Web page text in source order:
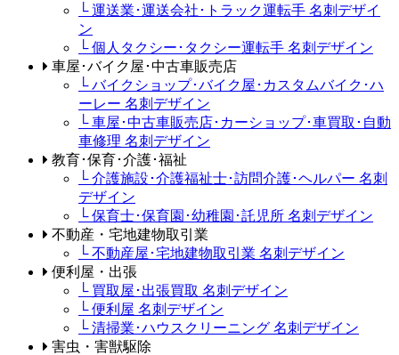
└ 運送業･運送会社･トラック運転手 名刺デザイ
ン
└ 個人タクシー･タクシー運転手 名刺デザイン
車屋･バイク屋･中古車販売店
└ バイクショップ･バイク屋･カスタムバイク･ハ
ーレー 名刺デザイン
└ 車屋･中古車販売店･カーショップ･車買取･自動
車修理 名刺デザイン
教育･保育･介護･福祉
└ 介護施設･介護福祉士･訪問介護･ヘルパー 名刺
デザイン
└ 保育士･保育園･幼稚園･託児所 名刺デザイン
不動産・宅地建物取引業
└ 不動産屋･宅地建物取引業 名刺デザイン
便利屋・出張
└ 買取屋･出張買取 名刺デザイン
└ 便利屋 名刺デザイン
└ 清掃業･ハウスクリーニング 名刺デザイン
害虫・害獣駆除